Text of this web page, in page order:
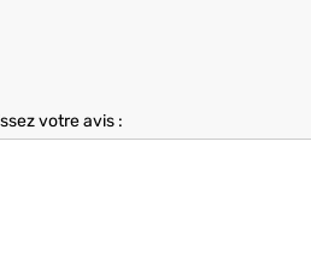
votre avis :